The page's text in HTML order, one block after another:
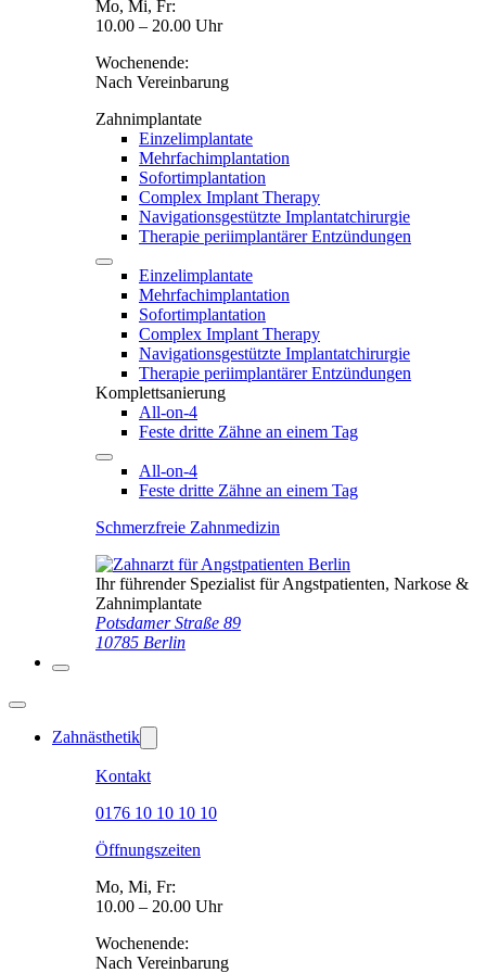
Mo, Mi, Fr:
10.00 – 20.00 Uhr
Wochenende:
Nach Vereinbarung
Zahnimplantate
Einzelimplantate
Mehrfachimplantation
Sofortimplantation
Complex Implant Therapy
Navigationsgestützte Implantatchirurgie
Therapie periimplantärer Entzündungen
Einzelimplantate
Mehrfachimplantation
Sofortimplantation
Complex Implant Therapy
Navigationsgestützte Implantatchirurgie
Therapie periimplantärer Entzündungen
Komplettsanierung
All-on-4
Feste dritte Zähne an einem Tag
All-on-4
Feste dritte Zähne an einem Tag
Schmerzfreie Zahnmedizin
Ihr führender Spezialist für Angstpatienten, Narkose &
Zahnimplantate
Potsdamer Straße 89
10785 Berlin
Zahnästhetik
Kontakt
0176 10 10 10 10
Öffnungszeiten
Mo, Mi, Fr:
10.00 – 20.00 Uhr
Wochenende:
Nach Vereinbarung